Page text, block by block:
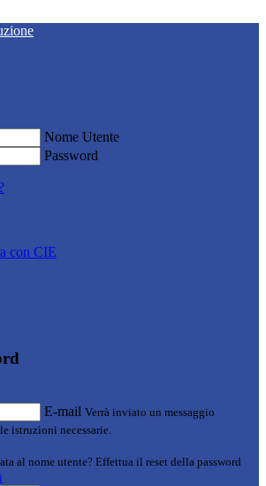
Nome Utente
Password
con CIE
E-mail Verrà inviato un messaggio
istruzioni necessarie.
al nome utente? Effettua il reset della password